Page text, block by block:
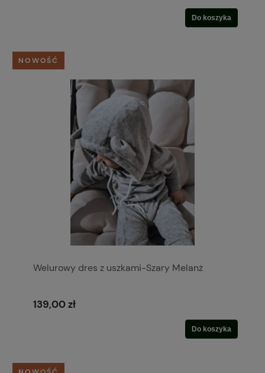
Do koszyka
Welurowy dres z uszkami-Szary Melanż
139,00 zł
Do koszyka
NOWOŚĆ